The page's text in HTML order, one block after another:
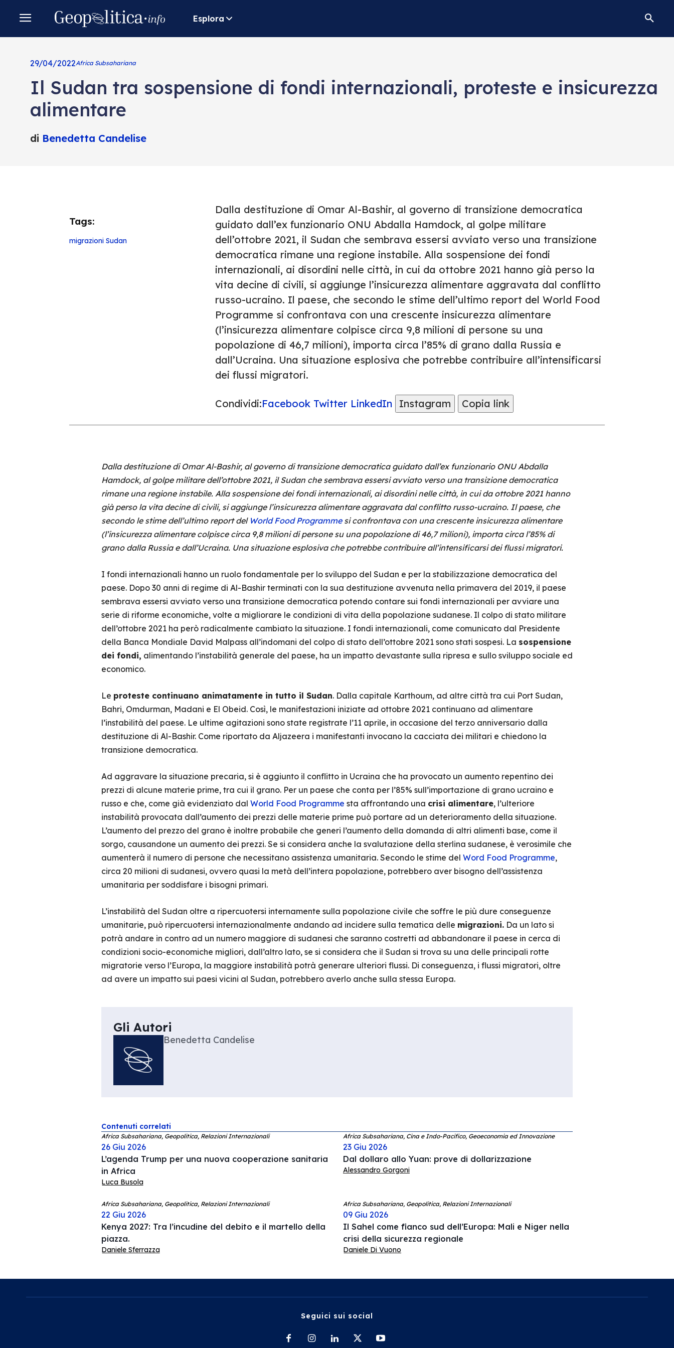
Esplora
29/04/2022Africa Subsahariana
Il Sudan tra sospensione di fondi internazionali, proteste e insicurezza
alimentare
di Benedetta Candelise
Tags:
migrazioni Sudan
Dalla destituzione di Omar Al-Bashir, al governo di transizione democratica
guidato dall’ex funzionario ONU Abdalla Hamdock, al golpe militare
dell’ottobre 2021, il Sudan che sembrava essersi avviato verso una transizione
democratica rimane una regione instabile. Alla sospensione dei fondi
internazionali, ai disordini nelle città, in cui da ottobre 2021 hanno già perso la
vita decine di civili, si aggiunge l’insicurezza alimentare aggravata dal conflitto
russo-ucraino. Il paese, che secondo le stime dell’ultimo report del World Food
Programme si confrontava con una crescente insicurezza alimentare
(l’insicurezza alimentare colpisce circa 9,8 milioni di persone su una
popolazione di 46,7 milioni), importa circa l’85% di grano dalla Russia e
dall’Ucraina. Una situazione esplosiva che potrebbe contribuire all’intensificarsi
dei flussi migratori.
Condividi:Facebook Twitter LinkedIn Instagram Copia link
Dalla destituzione di Omar Al-Bashir, al governo di transizione democratica guidato dall’ex funzionario ONU Abdalla
Hamdock, al golpe militare dell’ottobre 2021, il Sudan che sembrava essersi avviato verso una transizione democratica
rimane una regione instabile. Alla sospensione dei fondi internazionali, ai disordini nelle città, in cui da ottobre 2021 hanno
già perso la vita decine di civili, si aggiunge l’insicurezza alimentare aggravata dal conflitto russo-ucraino. Il paese, che
secondo le stime dell’ultimo report del World Food Programmesi confrontava con una crescente insicurezza alimentare
(l’insicurezza alimentare colpisce circa 9,8 milioni di persone su una popolazione di 46,7 milioni), importa circa l’85% di
grano dalla Russia e dall’Ucraina. Una situazione esplosiva che potrebbe contribuire all’intensificarsi dei flussi migratori.
I fondi internazionali hanno un ruolo fondamentale per lo sviluppo del Sudan e per la stabilizzazione democratica del
paese. Dopo 30 anni di regime di Al-Bashir terminati con la sua destituzione avvenuta nella primavera del 2019, il paese
sembrava essersi avviato verso una transizione democratica potendo contare sui fondi internazionali per avviare una
serie di riforme economiche, volte a migliorare le condizioni di vita della popolazione sudanese. Il colpo di stato militare
dell’ottobre 2021 ha però radicalmente cambiato la situazione. I fondi internazionali, come comunicato dal Presidente
della Banca Mondiale David Malpass all’indomani del colpo di stato dell’ottobre 2021 sono stati sospesi. La sospensione
dei fondi, alimentando l’instabilità generale del paese, ha un impatto devastante sulla ripresa e sullo sviluppo sociale ed
economico.
Le proteste continuano animatamente in tutto il Sudan. Dalla capitale Karthoum, ad altre città tra cui Port Sudan,
Bahri, Omdurman, Madani e El Obeid. Così, le manifestazioni iniziate ad ottobre 2021 continuano ad alimentare
l’instabilità del paese. Le ultime agitazioni sono state registrate l’11 aprile, in occasione del terzo anniversario dalla
destituzione di Al-Bashir. Come riportato da Aljazeera i manifestanti invocano la cacciata dei militari e chiedono la
transizione democratica.
Ad aggravare la situazione precaria, si è aggiunto il conflitto in Ucraina che ha provocato un aumento repentino dei
prezzi di alcune materie prime, tra cui il grano. Per un paese che conta per l’85% sull’importazione di grano ucraino e
russo e che, come già evidenziato dal World Food Programme sta affrontando una crisi alimentare, l’ulteriore
instabilità provocata dall’aumento dei prezzi delle materie prime può portare ad un deterioramento della situazione.
L’aumento del prezzo del grano è inoltre probabile che generi l’aumento della domanda di altri alimenti base, come il
sorgo, causandone un aumento dei prezzi. Se si considera anche la svalutazione della sterlina sudanese, è verosimile che
aumenterà il numero di persone che necessitano assistenza umanitaria. Secondo le stime del Word Food Programme,
circa 20 milioni di sudanesi, ovvero quasi la metà dell’intera popolazione, potrebbero aver bisogno dell’assistenza
umanitaria per soddisfare i bisogni primari.
L’instabilità del Sudan oltre a ripercuotersi internamente sulla popolazione civile che soffre le più dure conseguenze
umanitarie, può ripercuotersi internazionalmente andando ad incidere sulla tematica delle migrazioni.Da un lato si
potrà andare in contro ad un numero maggiore di sudanesi che saranno costretti ad abbandonare il paese in cerca di
condizioni socio-economiche migliori, dall’altro lato, se si considera che il Sudan si trova su una delle principali rotte
migratorie verso l’Europa, la maggiore instabilità potrà generare ulteriori flussi. Di conseguenza, i flussi migratori, oltre
ad avere un impatto sui paesi vicini al Sudan, potrebbero averlo anche sulla stessa Europa.
Gli Autori
Benedetta Candelise
Contenuti correlati
Africa Subsahariana, Geopolitica, Relazioni Internazionali
26 Giu 2026
L’agenda Trump per una nuova cooperazione sanitaria
in Africa
Luca Busola
Africa Subsahariana, Cina e Indo-Pacifico, Geoeconomia ed Innovazione
23 Giu 2026
Dal dollaro allo Yuan: prove di dollarizzazione
Alessandro Gorgoni
Africa Subsahariana, Geopolitica, Relazioni Internazionali
22 Giu 2026
Kenya 2027: Tra l’incudine del debito e il martello della
piazza.
Daniele Sferrazza
Africa Subsahariana, Geopolitica, Relazioni Internazionali
09 Giu 2026
Il Sahel come fianco sud dell’Europa: Mali e Niger nella
crisi della sicurezza regionale
Daniele Di Vuono
Seguici sui social